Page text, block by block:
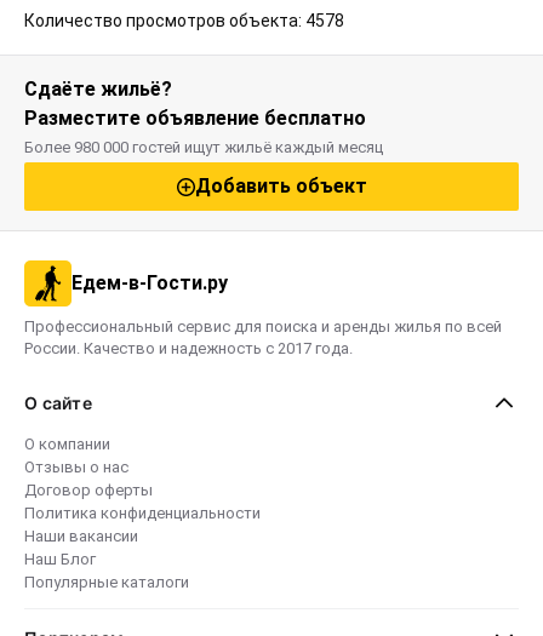
Количество просмотров объекта: 4578
Сдаёте жильё?
Разместите объявление бесплатно
Более 980 000 гостей ищут жильё каждый месяц
Добавить объект
Едем-в-Гости.ру
Профессиональный сервис для поиска и аренды жилья по всей
России. Качество и надежность с 2017 года.
О сайте
О компании
Отзывы о нас
Договор оферты
Политика конфиденциальности
Наши вакансии
Наш Блог
Популярные каталоги